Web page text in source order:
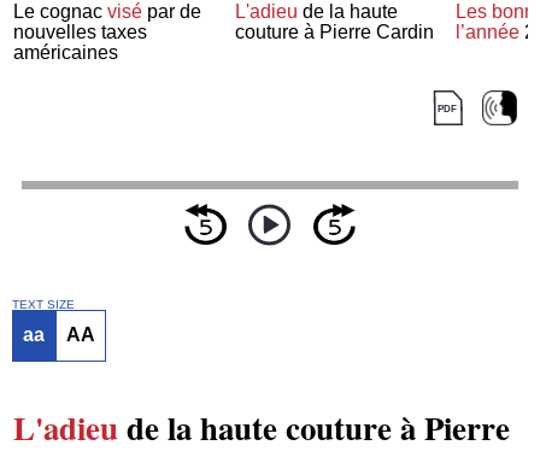
Le cognacvisé par de
nouvelles taxes
américaines
L'adieu de la haute
couture à Pierre Cardin
Les
l’année
TEXT SIZE
aa AA
L'adieude la haute couture à Pierre